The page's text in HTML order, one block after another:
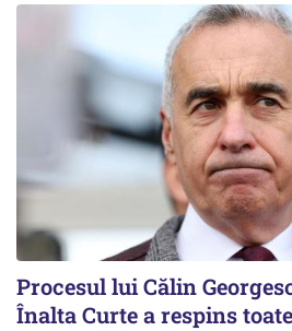
Procesul lui Călin
Înalta Curte a respins